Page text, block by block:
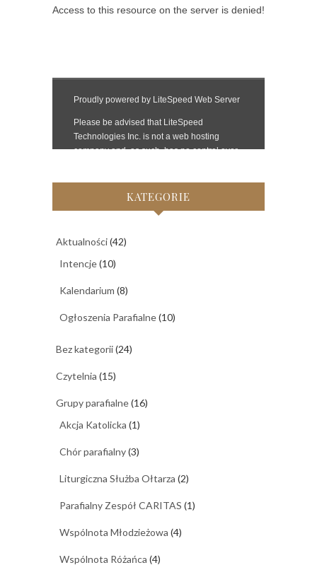
KATEGORIE
Aktualności(42)
Intencje(10)
Kalendarium (8)
Ogłoszenia Parafialne(10)
Bez kategorii(24)
Czytelnia (15)
Grupy parafialne(16)
Akcja Katolicka (1)
Chór parafialny(3)
Liturgiczna Służba Ołtarza (2)
Parafialny Zespół CARITAS (1)
Wspólnota Młodzieżowa (4)
Wspólnota Różańca (4)